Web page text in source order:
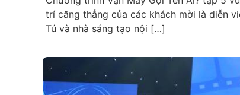
trí căng thẳng của các khách mời là diễn
Tú và nhà sáng tạo nội […]